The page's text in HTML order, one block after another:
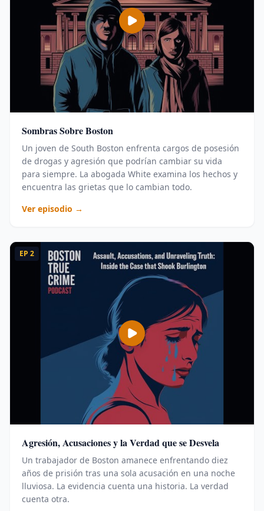
Sombras Sobre Boston
Un joven de South Boston enfrenta cargos de posesión
de drogas y agresión que podrían cambiar su vida
para siempre. La abogada White examina los hechos y
encuentra las grietas que lo cambian todo.
Ver episodio →
EP 2
Agresión, Acusaciones y la Verdad que se Desvela
Un trabajador de Boston amanece enfrentando diez
años de prisión tras una sola acusación en una noche
lluviosa. La evidencia cuenta una historia. La verdad
cuenta otra.